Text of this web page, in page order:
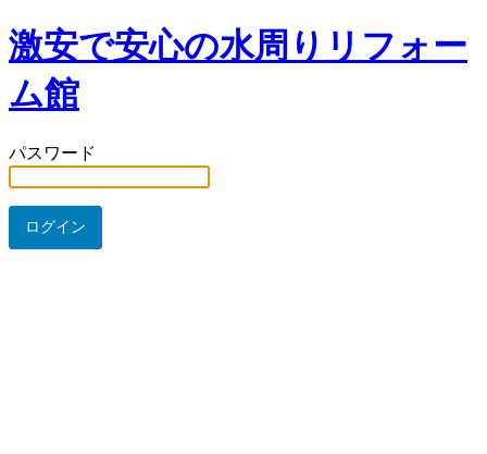
激安で安心の水周りリフォー
ム館
パスワード